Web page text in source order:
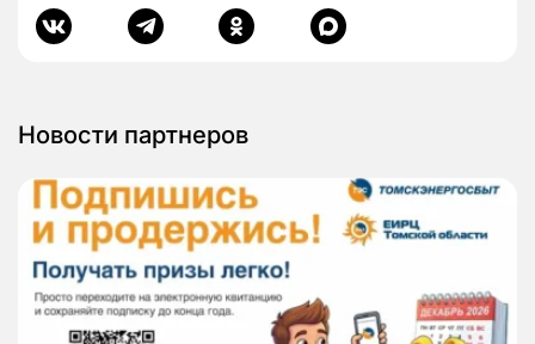
Новости партнеров